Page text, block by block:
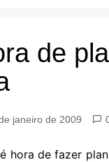
de
janeiro de 2009
hora de fazer